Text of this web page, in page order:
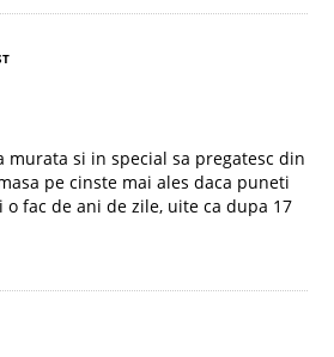
si in special sa pregatesc din
pe cinste mai ales daca puneti
fac de ani de zile, uite ca dupa 17